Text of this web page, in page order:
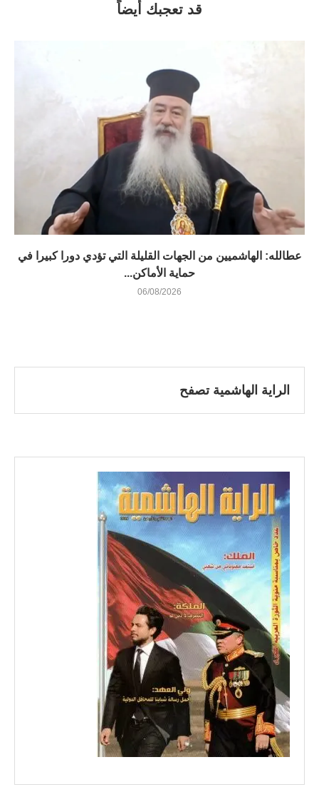
قد تعجبك أيضاً
عطالله: الهاشميين من الجهات القليلة التي تؤدي دورا كبيرا في
حماية الأماكن...
06/08/2026
الراية الهاشمية تصفح